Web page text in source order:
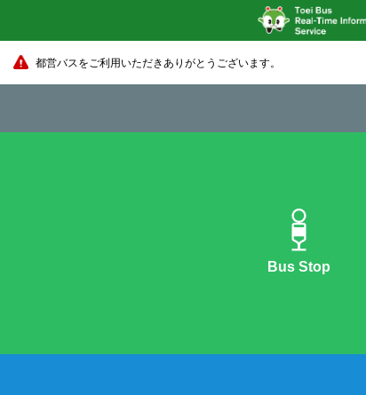
都営バスをご利用いただきありがとうございます。
Bus Stop